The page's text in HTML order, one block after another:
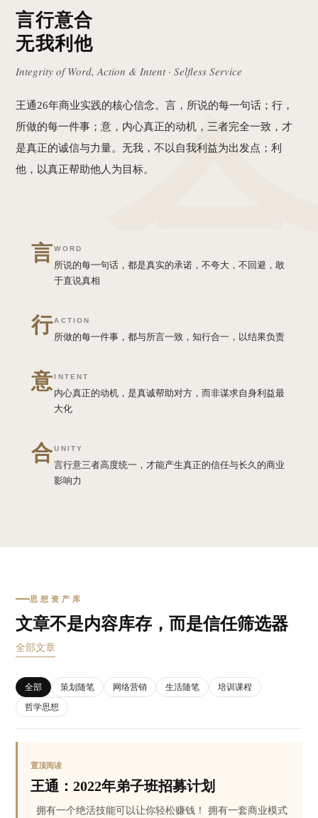
言行意合
无我利他
Integrity of Word, Action & Intent · Selfless Service
王通26年商业实践的核心信念。言，所说的每一句话；行，
所做的每一件事；意，内心真正的动机，三者完全一致，才
是真正的诚信与力量。无我，不以自我利益为出发点；利
他，以真正帮助他人为目标。
言WORD
所说的每一句话，都是真实的承诺，不夸大，不回避，敢
于直说真相
行ACTION
所做的每一件事，都与所言一致，知行合一，以结果负责
意INTENT
内心真正的动机，是真诚帮助对方，而非谋求自身利益最
大化
合UNITY
言行意三者高度统一，才能产生真正的信任与长久的商业
影响力
思想资产库
文章不是内容库存，而是信任筛选器
全部文章
全部 策划随笔 网络营销 生活随笔
培训课程
哲学思想
置顶阅读
王通：2022年弟子班招募计划
拥有一个绝活技能可以让你轻松赚钱！ 拥有一套商业模式